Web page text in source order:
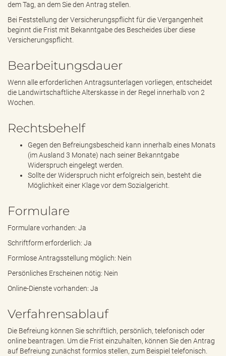
dem Tag, an dem Sie den Antrag stellen.
Bei Feststellung der Versicherungspflicht für die Vergangenheit
beginnt die Frist mit Bekanntgabe des Bescheides über diese
Versicherungspflicht.
Bearbeitungsdauer
Wenn alle erforderlichen Antragsunterlagen vorliegen, entscheidet
die Landwirtschaftliche Alterskasse in der Regel innerhalb von 2
Wochen.
Rechtsbehelf
Gegen den Befreiungsbescheid kann innerhalb eines Monats
(im Ausland 3 Monate) nach seiner Bekanntgabe
Widerspruch eingelegt werden.
Sollte der Widerspruch nicht erfolgreich sein, besteht die
Möglichkeit einer Klage vor dem Sozialgericht.
Formulare
Formulare vorhanden: Ja
Schriftform erforderlich: Ja
Formlose Antragsstellung möglich: Nein
Persönliches Erscheinen nötig: Nein
Online-Dienste vorhanden: Ja
Verfahrensablauf
Die Befreiung können Sie schriftlich, persönlich, telefonisch oder
online beantragen. Um die Frist einzuhalten, können Sie den Antrag
auf Befreiung zunächst formlos stellen, zum Beispiel telefonisch.